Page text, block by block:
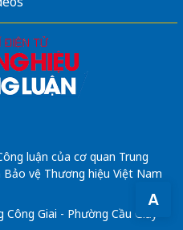
A
luận của cơ quan Trung
Bảo vệ Thương hiệu Việt Nam
Giai - Phường Cầu Giấy -